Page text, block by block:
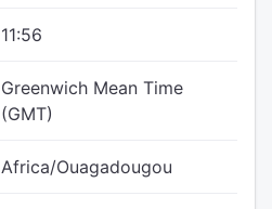
11:56
Greenwich Mean Time
(GMT)
Africa/Ouagadougou